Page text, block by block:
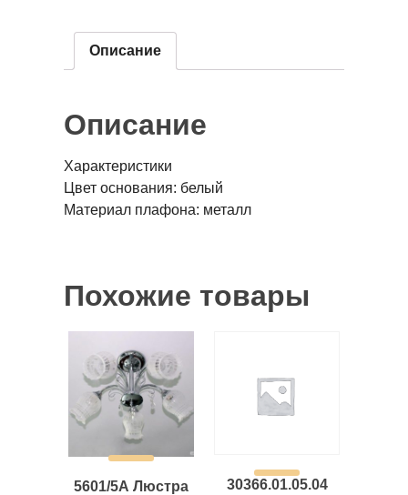
Описание
Описание
Характеристики
Цвет основания: белый
Материал плафона: металл
Похожие товары
5601/5А Люстра
30366.01.05.04